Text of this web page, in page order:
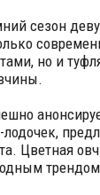
сезон
но и
Цветная
трендом